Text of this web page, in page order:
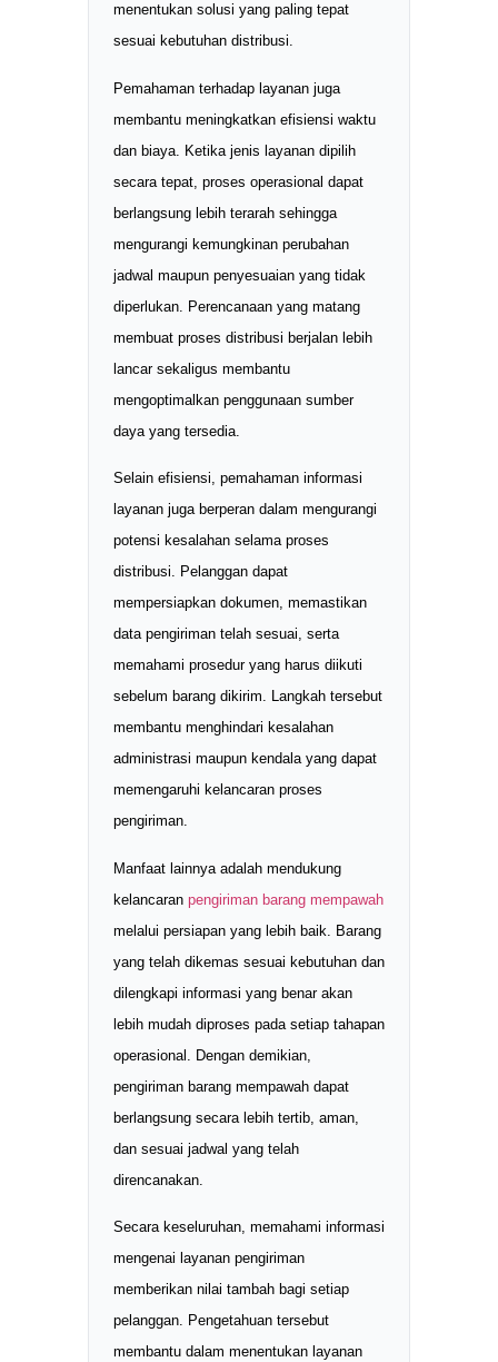
menentukan solusi yang paling tepat
sesuai kebutuhan distribusi.
Pemahaman terhadap layanan juga
membantu meningkatkan efisiensi waktu
dan biaya. Ketika jenis layanan dipilih
secara tepat, proses operasional dapat
berlangsung lebih terarah sehingga
mengurangi kemungkinan perubahan
jadwal maupun penyesuaian yang tidak
diperlukan. Perencanaan yang matang
membuat proses distribusi berjalan lebih
lancar sekaligus membantu
mengoptimalkan penggunaan sumber
daya yang tersedia.
Selain efisiensi, pemahaman informasi
layanan juga berperan dalam mengurangi
potensi kesalahan selama proses
distribusi. Pelanggan dapat
mempersiapkan dokumen, memastikan
data pengiriman telah sesuai, serta
memahami prosedur yang harus diikuti
sebelum barang dikirim. Langkah tersebut
membantu menghindari kesalahan
administrasi maupun kendala yang dapat
memengaruhi kelancaran proses
pengiriman.
Manfaat lainnya adalah mendukung
kelancaran pengiriman barang mempawah
melalui persiapan yang lebih baik. Barang
yang telah dikemas sesuai kebutuhan dan
dilengkapi informasi yang benar akan
lebih mudah diproses pada setiap tahapan
operasional. Dengan demikian,
pengiriman barang mempawah dapat
berlangsung secara lebih tertib, aman,
dan sesuai jadwal yang telah
direncanakan.
Secara keseluruhan, memahami informasi
mengenai layanan pengiriman
memberikan nilai tambah bagi setiap
pelanggan. Pengetahuan tersebut
membantu dalam menentukan layanan